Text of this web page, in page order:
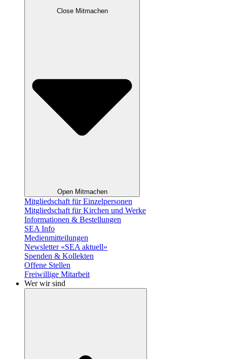
Close Mitmachen
Open Mitmachen
Mitgliedschaft für Einzelpersonen
Mitgliedschaft für Kirchen und Werke
Informationen & Bestellungen
SEA Info
Medienmitteilungen
Newsletter «SEA aktuell»
Spenden & Kollekten
Offene Stellen
Freiwillige Mitarbeit
Wer wir sind